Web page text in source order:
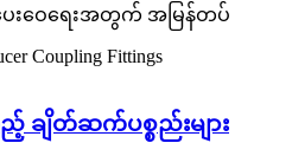
ချိတ်ဆက်ပစ္စည်းများ